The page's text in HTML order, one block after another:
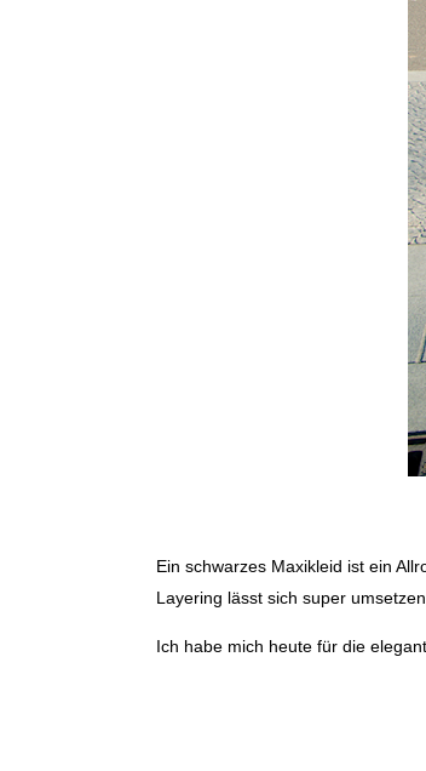
Ein schwarzes Maxikleid ist ein
Layering lässt sich super umsetzen.
Ich habe mich heute für die